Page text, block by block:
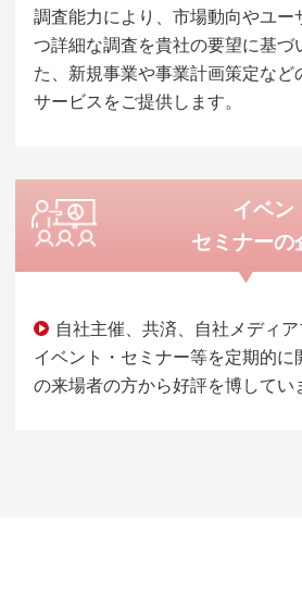
調査能力により、市場動向やユー
つ詳細な調査を貴社の要望に基づ
た、新規事業や事業計画策定など
サービスをご提供します。
イベン
セミナーの
自社主催、共済、自社メディ
イベント・セミナー等を定期的に
の来場者の方から好評を博してい